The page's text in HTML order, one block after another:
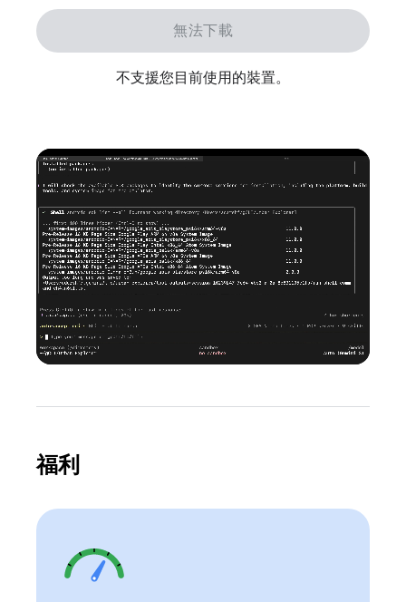
無法下載
不支援您目前使用的裝置。
福利